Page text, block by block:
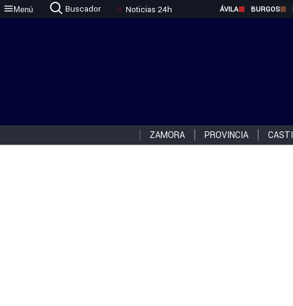
Menú Buscador Noticias 24h ÁVILA BURGOS
ZAMORA PROVINCIA